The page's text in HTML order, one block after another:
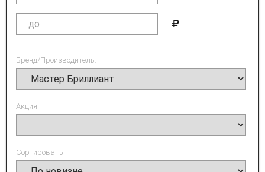
Бренд/Производитель:
Акция:
Сортировать: